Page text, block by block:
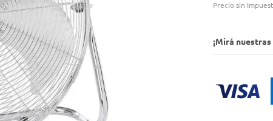
Precio sin
¡Mirá